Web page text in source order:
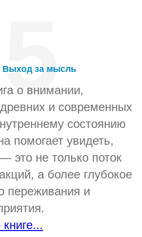
Выход за мысль
о внимании,
и современных
состоянию
помогает увидеть,
это не только поток
а более глубокое
переживания и
5